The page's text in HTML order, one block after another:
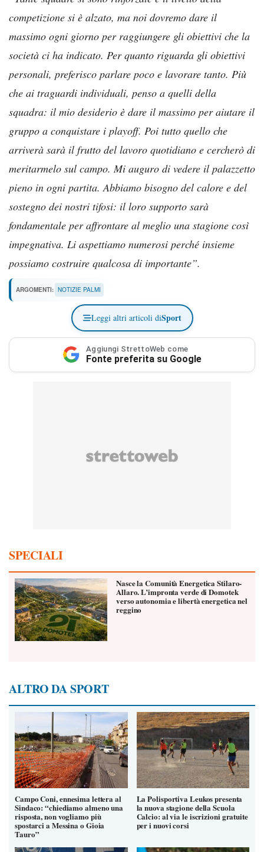
competizione si è alzato, ma noi dovremo dare il
massimo ogni giorno per raggiungere gli obiettivi che la
società ci ha indicato. Per quanto riguarda gli obiettivi
personali, preferisco parlare poco e lavorare tanto. Più
che ai traguardi individuali, penso a quelli della
squadra: il mio desiderio è dare il massimo per aiutare il
gruppo a conquistare i playoff. Poi tutto quello che
arriverà sarà il frutto del lavoro quotidiano e cercherò di
meritarmelo sul campo. Mi auguro di vedere il palazzetto
pieno in ogni partita. Abbiamo bisogno del calore e del
sostegno dei nostri tifosi: il loro supporto sarà
fondamentale per affrontare al meglio una stagione così
impegnativa. Li aspettiamo numerosi perché insieme
possiamo costruire qualcosa di importante”.
ARGOMENTI: NOTIZIE PALMI
Leggi altri articoli diSport
Aggiungi StrettoWeb come
Fonte preferita su Google
SPECIALI
Nasce la Comunità Energetica Stilaro-
Allaro. L’impronta verde di Domotek
verso autonomia e libertà energetica nel
reggino
ALTRO DA SPORT
Campo Coni, ennesima lettera al
Sindaco: “chiediamo almeno una
risposta, non vogliamo più
spostarci a Messina o Gioia
Tauro”
La Polisportiva Leukos presenta
la nuova stagione della Scuola
Calcio: al via le iscrizioni gratuite
per i nuovi corsi